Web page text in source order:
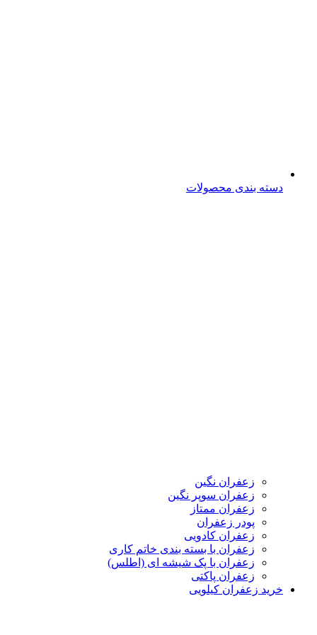
دسته بندی محصولات
زعفران نگین
زعفران سوپر نگین
زعفران ممتاز
پودر زعفران
زعفران کادویی
زعفران با بسته بندی خاتم کاری
زعفران با پک شیشه ای (اطلس)
زعفران پاکتی
خرید زعفران کیلویی